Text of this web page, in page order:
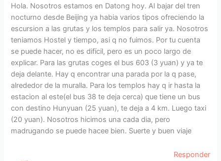
Hola. Nosotros estamos en Datong hoy. Al bajar del tren
nocturno desde Beijing ya habia varios tipos ofreciendo la
escursion a las grutas y los templos para salir ya. Nosotros
teniamos Hostel y tiempo, asi q no fuimos. Por tu cuenta
se puede hacer, no es difícil, pero es un poco largo de
explicar. Para las grutas coges el bus 603 (3 yuan) y ya te
deja delante. Hay q encontrar una parada por la q pase,
alrededor de la muralla. Para los templos hay q ir hasta la
estacion al este(el bus 38 te deja cerca) que tiene un bus
con destino Hunyuan (25 yuan), te deja a 4 km. Luego taxi
(20 yuan). Nosotros hicimos una cada dia, pero
madrugando se puede hacee bien. Suerte y buen viaje
Responder